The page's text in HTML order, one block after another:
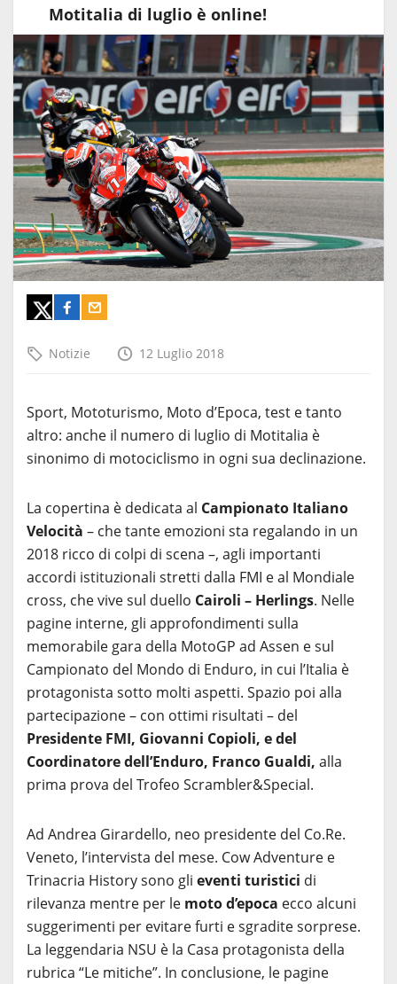
Motitalia di luglio è online!
Notizie 12 Luglio 2018
Sport, Mototurismo, Moto d’Epoca, test e tanto
altro: anche il numero di luglio di Motitalia è
sinonimo di motociclismo in ogni sua declinazione.
La copertina è dedicata al Campionato Italiano
Velocità – che tante emozioni sta regalando in un
2018 ricco di colpi di scena –, agli importanti
accordi istituzionali stretti dalla FMI e al Mondiale
cross, che vive sul duello Cairoli – Herlings. Nelle
pagine interne, gli approfondimenti sulla
memorabile gara della MotoGP ad Assen e sul
Campionato del Mondo di Enduro, in cui l’Italia è
protagonista sotto molti aspetti. Spazio poi alla
partecipazione – con ottimi risultati – del
Presidente FMI, Giovanni Copioli, e del
Coordinatore dell’Enduro, Franco Gualdi, alla
prima prova del Trofeo Scrambler&Special.
Ad Andrea Girardello, neo presidente del Co.Re.
Veneto, l’intervista del mese. Cow Adventure e
Trinacria History sono gli eventi turistici di
rilevanza mentre per le moto d’epoca ecco alcuni
suggerimenti per evitare furti e sgradite sorprese.
La leggendaria NSU è la Casa protagonista della
rubrica “Le mitiche”. In conclusione, le pagine